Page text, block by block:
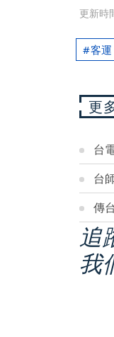
更新時
客運
更
台
台
傳
追
我